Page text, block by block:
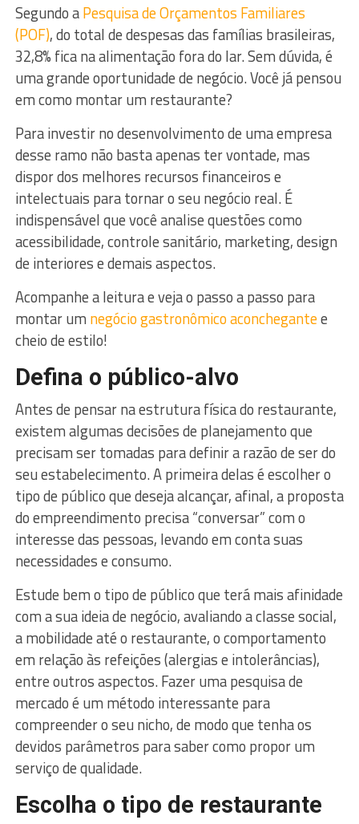
Segundo aPesquisa de Orçamentos Familiares
(POF), do total de despesas das famílias brasileiras,
32,8% fica na alimentação fora do lar. Sem dúvida, é
uma grande oportunidade de negócio. Você já pensou
em como montar um restaurante?
Para investir no desenvolvimento de uma empresa
desse ramo não basta apenas ter vontade, mas
dispor dos melhores recursos financeiros e
intelectuais para tornar o seu negócio real. É
indispensável que você analise questões como
acessibilidade, controle sanitário, marketing, design
de interiores e demais aspectos.
Acompanhe a leitura e veja o passo a passo para
montar um negócio gastronômico aconchegantee
cheio de estilo!
Defina o público-alvo
Antes de pensar na estrutura física do restaurante,
existem algumas decisões de planejamento que
precisam ser tomadas para definir a razão de ser do
seu estabelecimento. A primeira delas é escolher o
tipo de público que deseja alcançar, afinal, a proposta
do empreendimento precisa “conversar” com o
interesse das pessoas, levando em conta suas
necessidades e consumo.
Estude bem o tipo de público que terá mais afinidade
com a sua ideia de negócio, avaliando a classe social,
a mobilidade até o restaurante, o comportamento
em relação às refeições (alergias e intolerâncias),
entre outros aspectos. Fazer uma pesquisa de
mercado é um método interessante para
compreender o seu nicho, de modo que tenha os
devidos parâmetros para saber como propor um
serviço de qualidade.
Escolha o tipo de restaurante